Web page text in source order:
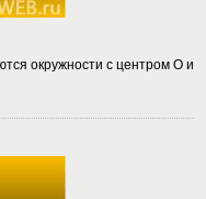
окружности с центром О и